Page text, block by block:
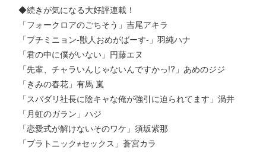
◆続きが気になる大好評連載！
「フォークロアのごちそう」吉尾アキラ
「プチミニョン-獣人おめがばーす-」羽純ハナ
「君の中に僕がいない」円藤エヌ
「先輩、チャラいんじゃないんですかっ!?」あめのジジ
「きみの春花」有馬 嵐
「スパダリ社長に陰キャな俺が強引に迫られてます」渦井
「月虹のガラン」ハジ
「恋愛式が解けないそのワケ」須坂紫那
「プラトニック≠セックス」蒼宮カラ